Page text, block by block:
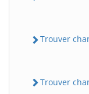
Trouver
Trouver